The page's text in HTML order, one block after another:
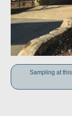
Sampling at